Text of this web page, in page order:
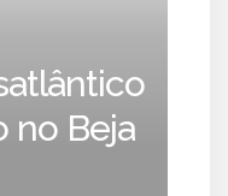
no Beja